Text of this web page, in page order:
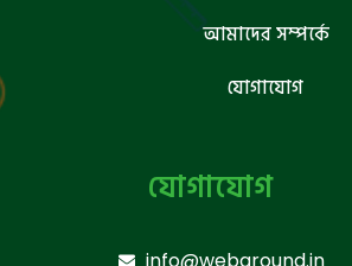
আমাদের সম্পর্কে
যোগাযোগ
যোগাযোগ